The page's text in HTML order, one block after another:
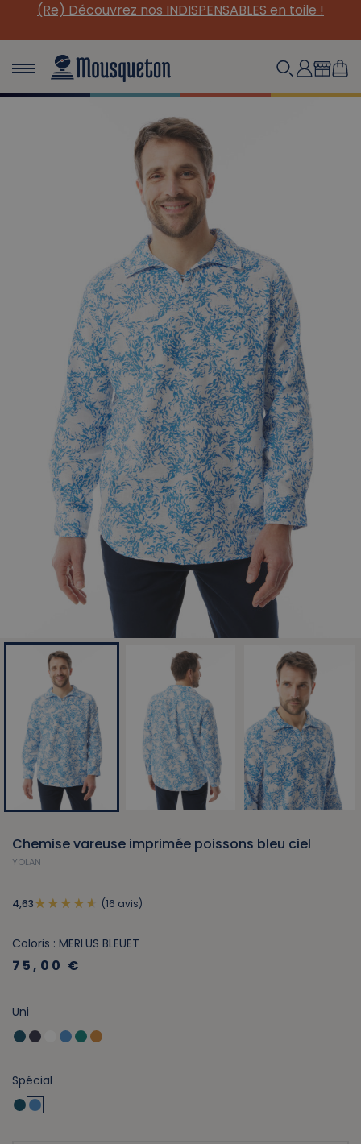
(Re) Découvrez nos INDISPENSABLES en toile !
Chemise vareuse imprimée poissons bleu ciel
YOLAN
4,63 (16 avis)
Coloris : MERLUS BLEUET
75,00 €
Uni
Spécial